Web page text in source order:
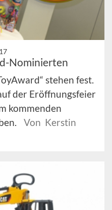
Nominierten
stehen fest.
der Eröffnungsfeier
kommenden
Von Kerstin